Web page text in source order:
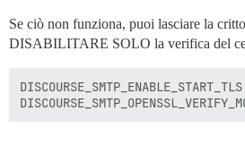
Se ciò non funziona, puoi lasciare la
DISABILITARE SOLO la verifica del